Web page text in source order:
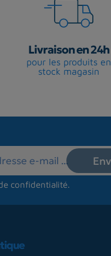
Livraison en 24h
pour les produits en
stock magasin
confidentialité.